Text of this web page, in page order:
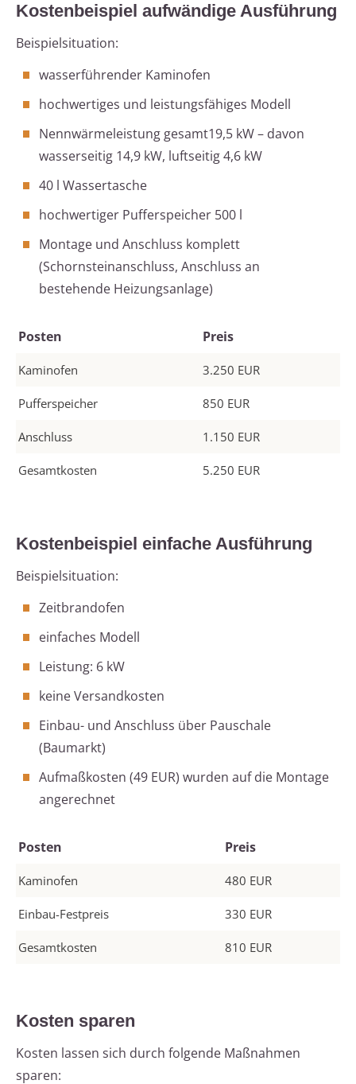
Kostenbeispiel aufwändige Ausführung
Beispielsituation:
wasserführender Kaminofen
hochwertiges und leistungsfähiges Modell
Nennwärmeleistung gesamt19,5 kW – davon
wasserseitig 14,9 kW, luftseitig 4,6 kW
40 l Wassertasche
hochwertiger Pufferspeicher 500 l
Montage und Anschluss komplett
(Schornsteinanschluss, Anschluss an
bestehende Heizungsanlage)
Posten Preis
Kaminofen 3.250 EUR
Pufferspeicher 850 EUR
Anschluss 1.150 EUR
Gesamtkosten 5.250 EUR
Kostenbeispiel einfache Ausführung
Beispielsituation:
Zeitbrandofen
einfaches Modell
Leistung: 6 kW
keine Versandkosten
Einbau- und Anschluss über Pauschale
(Baumarkt)
Aufmaßkosten (49 EUR) wurden auf die Montage
angerechnet
Posten Preis
Kaminofen 480 EUR
Einbau-Festpreis 330 EUR
Gesamtkosten 810 EUR
Kosten sparen
Kosten lassen sich durch folgende Maßnahmen
sparen: